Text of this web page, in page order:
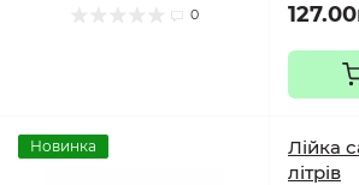
0
Новинка
Лійка
літрів